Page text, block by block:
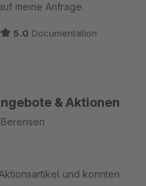
meine Anfrage.
5.0 Documentation
& Aktionen
und konnten